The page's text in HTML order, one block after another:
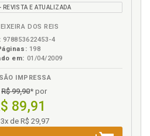
psicossociais do teletrabalho
silo, p. 101
teletrabalho nômade, p. 83
B.V.
REVISTA E ATUALIZADA
DOS REIS
978853622453-4
198
em: 01/04/2009
IMPRESSA
R$ 99,90* por
89,91
de R$ 29,97